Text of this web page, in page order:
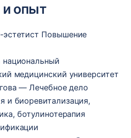
опыт
эстетист Повышение
национальный
медицинский университет
— Лечебное дело
и биоревитализация,
ботулинотерапия